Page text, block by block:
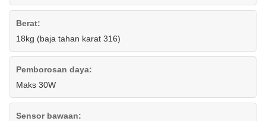
Berat:
18kg (baja tahan karat 316)
Pemborosan daya:
Maks 30W
Sensor bawaan: